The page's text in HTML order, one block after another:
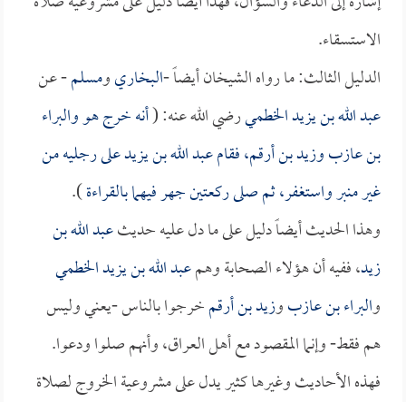
الاستسقاء.
الدليل الثالث: ما رواه الشيخان أيضاً -البخاريومسلم- عن
عبد الله بن يزيد الخطميرضي الله عنه: (أنه خرج هو والبراء
بن عازبوزيد بن أرقم، فقامعبد الله بن يزيدعلى رجليه من
غير منبر واستغفر، ثم صلى ركعتين جهر فيهما بالقراءة).
وهذا الحديث أيضاً دليل على ما دل عليه حديثعبد الله بن
زيد، ففيه أن هؤلاء الصحابة وهمعبد الله بن يزيد الخطمي
والبراء بن عازبوزيد بن أرقمخرجوا بالناس -يعني وليس
هم فقط- وإنما المقصود مع أهل العراق، وأنهم صلوا ودعوا.
فهذه الأحاديث وغيرها كثير يدل على مشروعية الخروج لصلاة